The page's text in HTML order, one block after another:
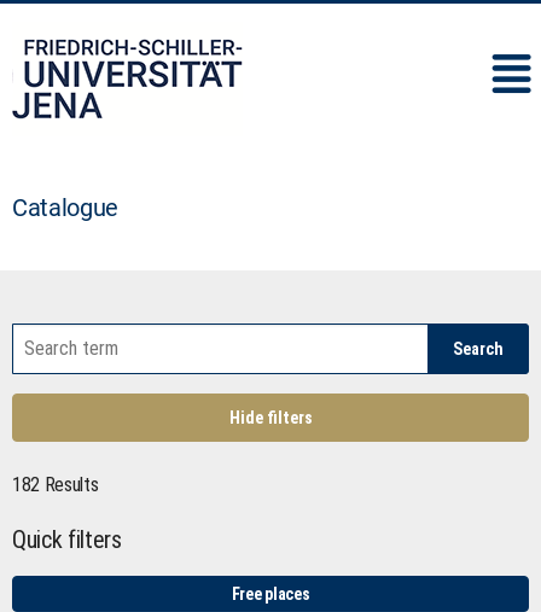
Catalogue
Search
Hide filters
182 Results
Quick filters
Free places